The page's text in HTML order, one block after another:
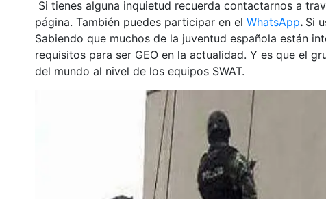
Si tienes alguna inquietud recuerda contactarnos a
página. También puedes participar en el WhatsApp. Si
Sabiendo que muchos de la juventud española están
requisitos para ser GEO en la actualidad. Y es que el
del mundo al nivel de los equipos SWAT.